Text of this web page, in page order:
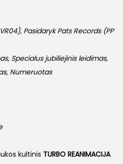
Pasidaryk Pats Records (PP
Specialus jubiliejinis leidimas,
Numeruotas
kultinis TURBO REANIMACIJA